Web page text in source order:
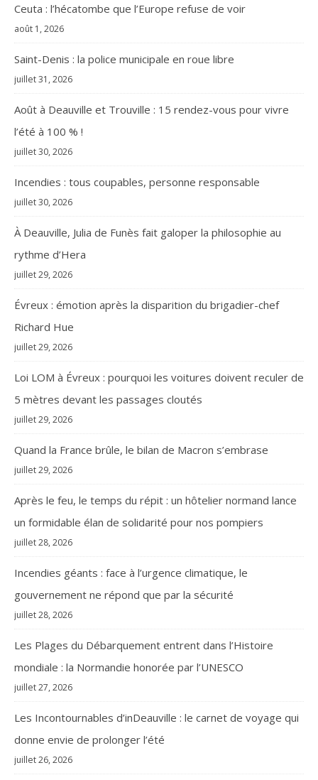
Ceuta : l’hécatombe que l’Europe refuse de voir
août 1, 2026
Saint-Denis : la police municipale en roue libre
juillet 31, 2026
Août à Deauville et Trouville : 15 rendez-vous pour vivre
l’été à 100 % !
juillet 30, 2026
Incendies : tous coupables, personne responsable
juillet 30, 2026
À Deauville, Julia de Funès fait galoper la philosophie au
rythme d’Hera
juillet 29, 2026
Évreux : émotion après la disparition du brigadier-chef
Richard Hue
juillet 29, 2026
Loi LOM à Évreux : pourquoi les voitures doivent reculer de
5 mètres devant les passages cloutés
juillet 29, 2026
Quand la France brûle, le bilan de Macron s’embrase
juillet 29, 2026
Après le feu, le temps du répit : un hôtelier normand lance
un formidable élan de solidarité pour nos pompiers
juillet 28, 2026
Incendies géants : face à l’urgence climatique, le
gouvernement ne répond que par la sécurité
juillet 28, 2026
Les Plages du Débarquement entrent dans l’Histoire
mondiale : la Normandie honorée par l’UNESCO
juillet 27, 2026
Les Incontournables d’inDeauville : le carnet de voyage qui
donne envie de prolonger l’été
juillet 26, 2026